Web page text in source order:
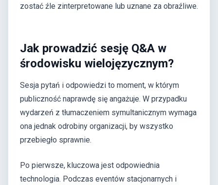
zostać źle zinterpretowane lub uznane za obraźliwe.
Jak prowadzić sesję Q&A w
środowisku wielojęzycznym?
Sesja pytań i odpowiedzi to moment, w którym
publiczność naprawdę się angażuje. W przypadku
wydarzeń z tłumaczeniem symultanicznym wymaga
ona jednak odrobiny organizacji, by wszystko
przebiegło sprawnie.
Po pierwsze, kluczowa jest odpowiednia
technologia. Podczas eventów stacjonarnych i